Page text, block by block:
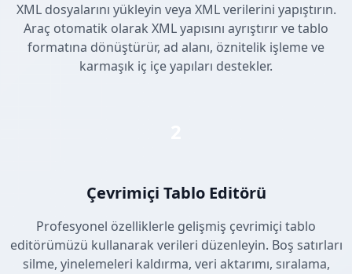
XML dosyalarını yükleyin veya XML verilerini yapıştırın.
Araç otomatik olarak XML yapısını ayrıştırır ve tablo
formatına dönüştürür, ad alanı, öznitelik işleme ve
karmaşık iç içe yapıları destekler.
Çevrimiçi Tablo Editörü
Profesyonel özelliklerle gelişmiş çevrimiçi tablo
editörümüzü kullanarak verileri düzenleyin. Boş satırları
silme, yinelemeleri kaldırma, veri aktarımı, sıralama,